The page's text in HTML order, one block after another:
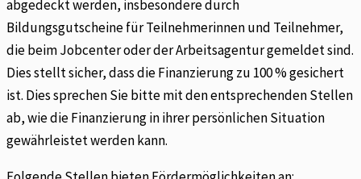
abgedeckt werden, insbesondere durch
Bildungsgutscheine für Teilnehmerinnen und Teilnehmer,
die beim Jobcenter oder der Arbeitsagentur gemeldet sind.
Dies stellt sicher, dass die Finanzierung zu 100 % gesichert
ist. Dies sprechen Sie bitte mit den entsprechenden Stellen
ab, wie die Finanzierung in ihrer persönlichen Situation
gewährleistet werden kann.